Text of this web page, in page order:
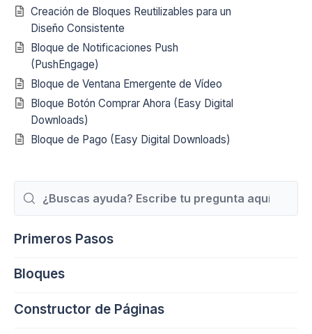
Creación de Bloques Reutilizables para un
Diseño Consistente
Bloque de Notificaciones Push
(PushEngage)
Bloque de Ventana Emergente de Vídeo
Bloque Botón Comprar Ahora (Easy Digital
Downloads)
Bloque de Pago (Easy Digital Downloads)
Primeros Pasos
Bloques
Constructor de Páginas